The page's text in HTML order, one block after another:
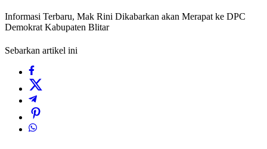
Informasi Terbaru, Mak Rini Dikabarkan akan Merapat ke DPC
Demokrat Kabupaten Blitar
Sebarkan artikel ini